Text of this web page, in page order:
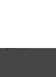
Farbe: 5/5